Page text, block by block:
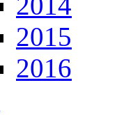
2015
2016